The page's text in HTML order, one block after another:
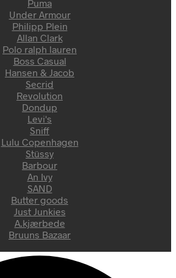
Puma
Under Armour
Philipp Plein
Allan Clark
Polo ralph lauren
Boss Casual
Hansen & Jacob
Secrid
Revolution
Dondup
Levi's
Sniff
Lulu Copenhagen
Stüssy
Barbour
An Ivy
SAND
Butter goods
Just Junkies
A.kjærbede
Bruuns Bazaar